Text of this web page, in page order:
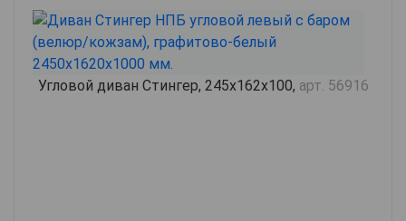
Угловой диван Стингер, 245х162х100, арт. 56916